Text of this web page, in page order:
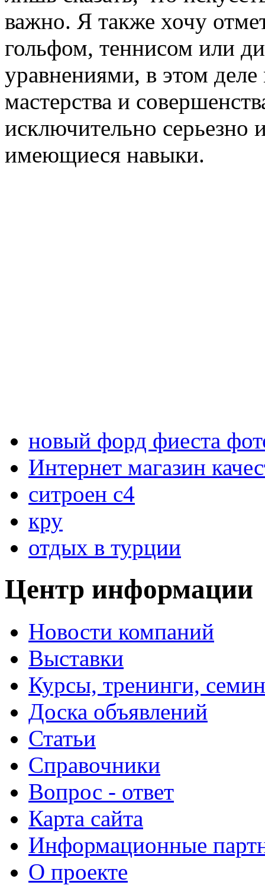
важно. Я также хочу
гольфом, теннисом или
уравнениями, в этом
мастерства и
исключительно серьезно
имеющиеся навыки.
новый форд фиеста
Интернет магазин
ситроен с4
кру
отдых в турции
Центр информации
Новости компаний
Выставки
Курсы, тренинги,
Доска объявлений
Статьи
Справочники
Вопрос - ответ
Карта сайта
Информационные
О проекте